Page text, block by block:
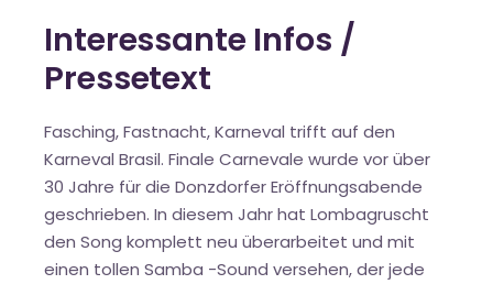
Interessante Infos /
Pressetext
Fasching, Fastnacht, Karneval trifft auf den
Karneval Brasil. Finale Carnevale wurde vor über
30 Jahre für die Donzdorfer Eröffnungsabende
geschrieben. In diesem Jahr hat Lombagruscht
den Song komplett neu überarbeitet und mit
einen tollen Samba -Sound versehen, der jede